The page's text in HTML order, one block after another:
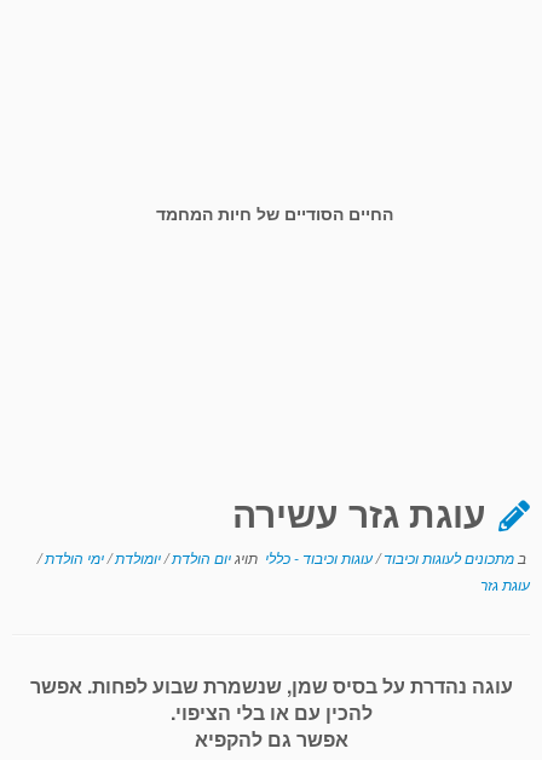
החיים הסודיים של חיות המחמד
עוגת גזר עשירה
ב מתכונים לעוגות וכיבוד/עוגות וכיבוד - כללי תויגיום הולדת/יומולדת/ימי הולדת/
עוגת גזר
עוגה נהדרת על בסיס שמן, שנשמרת שבוע לפחות. אפשר
להכין עם או בלי הציפוי.
אפשר גם להקפיא